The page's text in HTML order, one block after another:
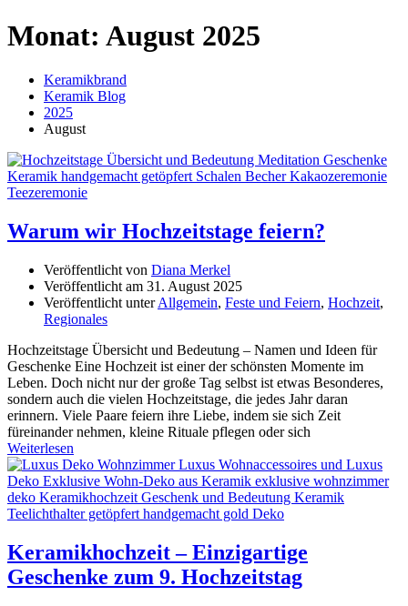
Monat: August 2025
Keramikbrand
Keramik Blog
2025
August
Warum wir Hochzeitstage feiern?
Veröffentlicht von Diana Merkel
Veröffentlicht am 31. August 2025
Veröffentlicht unterAllgemein, Feste und Feiern, Hochzeit,
Regionales
Hochzeitstage Übersicht und Bedeutung – Namen und Ideen für
Geschenke Eine Hochzeit ist einer der schönsten Momente im
Leben. Doch nicht nur der große Tag selbst ist etwas Besonderes,
sondern auch die vielen Hochzeitstage, die jedes Jahr daran
erinnern. Viele Paare feiern ihre Liebe, indem sie sich Zeit
füreinander nehmen, kleine Rituale pflegen oder sich
Weiterlesen
Keramikhochzeit – Einzigartige
Geschenke zum 9. Hochzeitstag